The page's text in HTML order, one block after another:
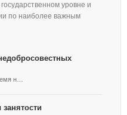
уровне и
по наиболее важным
н…